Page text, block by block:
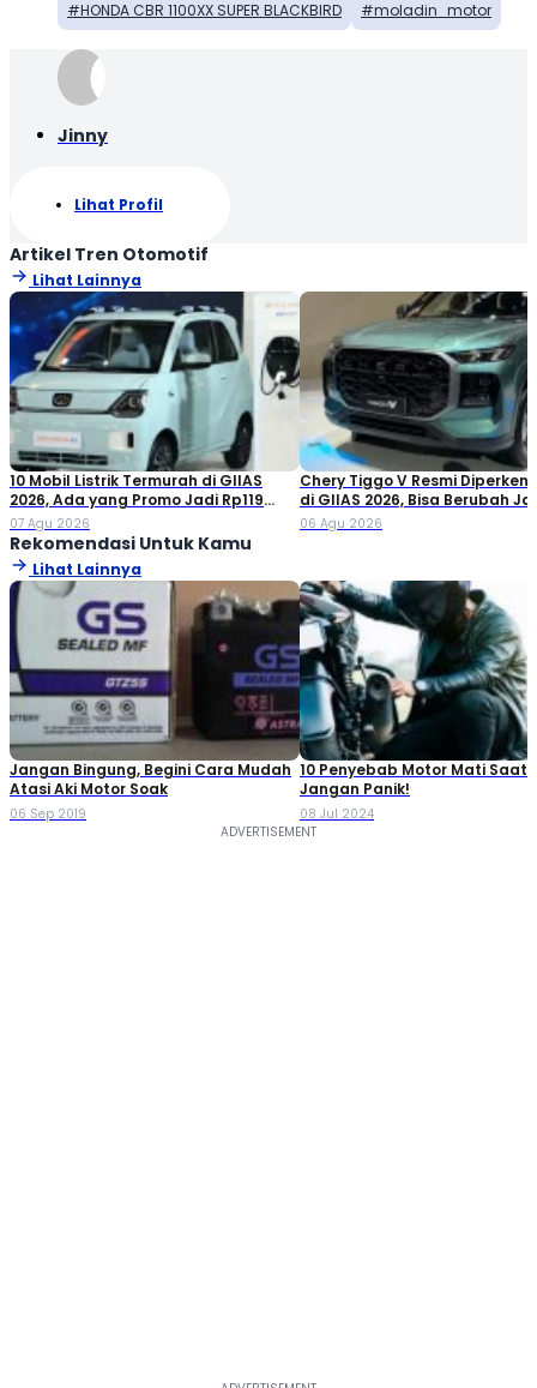
HONDA CBR 1100XX SUPER BLACKBIRD moladin_motor
Jinny
Lihat Profil
Artikel Tren Otomotif
Lihat Lainnya
10 Mobil Listrik Termurah di GIIAS
2026, Ada yang Promo Jadi Rp119
Jutaan!
07 Agu 2026
Chery Tiggo V Resmi
di GIIAS 2026, Bisa Berubah
Double Cabin
06 Agu 2026
Rekomendasi Untuk Kamu
Lihat Lainnya
Jangan Bingung, Begini Cara Mudah
Atasi Aki Motor Soak
06 Sep 2019
10 Penyebab Motor Mati Saat
Jangan Panik!
08 Jul 2024